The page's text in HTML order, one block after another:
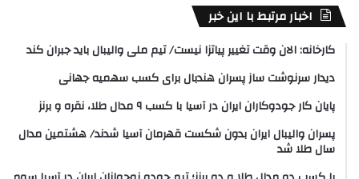
اخبار مرتبط با این خبر
کارخانه: الان وقت تغییر پیاتزا نیست/ تیم ملی والیبال باید جبران کند
دیدار سرنوشت ساز پسران هندبال برای کسب سهمیه جهانی
پایان کار جودوکاران ایران در آسیا با کسب ۹ مدال طلا، نقره و برنز
پسران والیبال ایران بدون شکست قهرمان آسیا شدند/ هشتمین مدال
سال طلا شد